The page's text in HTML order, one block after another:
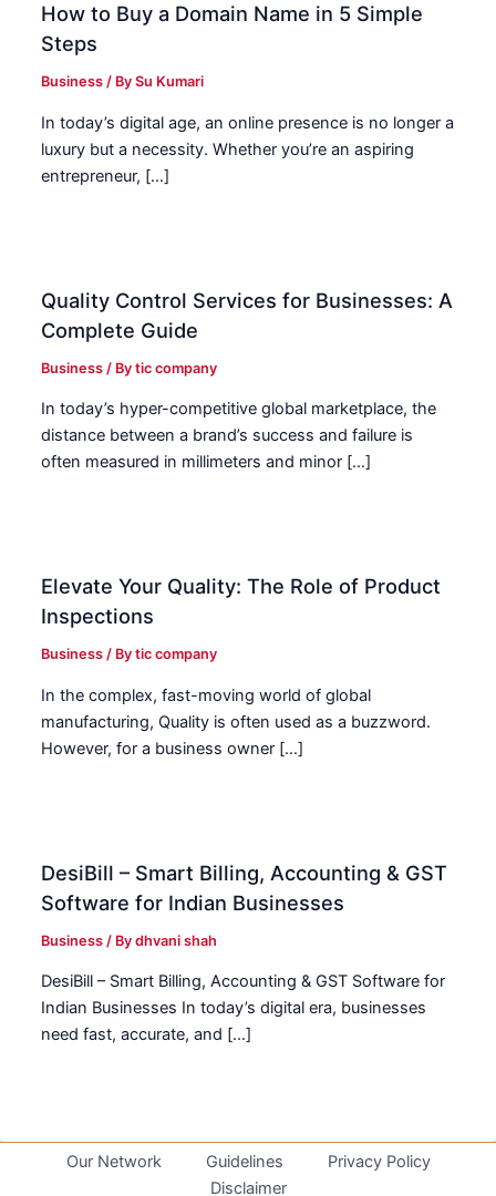
How to Buy a Domain Name in 5 Simple
Steps
Business / BySu Kumari
In today’s digital age, an online presence is no longer a
luxury but a necessity. Whether you’re an aspiring
entrepreneur, […]
Quality Control Services for Businesses: A
Complete Guide
Business / Bytic company
In today’s hyper-competitive global marketplace, the
distance between a brand’s success and failure is
often measured in millimeters and minor […]
Elevate Your Quality: The Role of Product
Inspections
Business / Bytic company
In the complex, fast-moving world of global
manufacturing, Quality is often used as a buzzword.
However, for a business owner […]
DesiBill – Smart Billing, Accounting & GST
Software for Indian Businesses
Business / Bydhvani shah
DesiBill – Smart Billing, Accounting & GST Software for
Indian Businesses In today’s digital era, businesses
need fast, accurate, and […]
Our Network Guidelines
Privacy Policy
Disclaimer